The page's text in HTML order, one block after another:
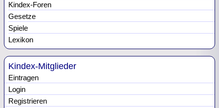
Kindex-Foren
Gesetze
Spiele
Lexikon
Kindex-Mitglieder
Eintragen
Login
Registrieren